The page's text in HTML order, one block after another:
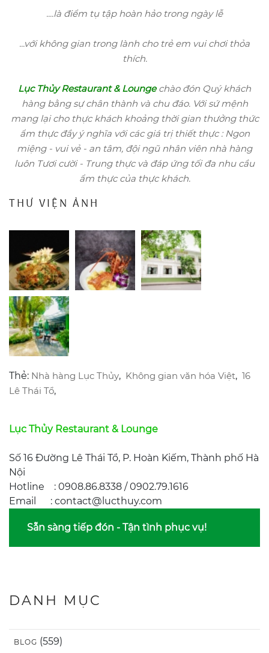
....là điểm tụ tập hoàn hảo trong ngày lễ
...với không gian trong lành cho trẻ em vui chơi thỏa
thích.
Lục Thủy Restaurant & Lounge chào đón Quý khách
hàng bằng sự chân thành và chu đáo. Với sứ mệnh
mang lại cho thực khách khoảng thời gian thưởng thức
ẩm thực đầy ý nghĩa với các giá trị thiết thực : Ngon
miệng - vui vẻ - an tâm, đội ngũ nhân viên nhà hàng
luôn Tươi cười - Trung thực và đáp ứng tối đa nhu cầu
ẩm thực của thực khách.
THƯ VIỆN ẢNH
Thẻ: Nhà hàng Lục Thủy, Không gian văn hóa Việt, 16
Lê Thái Tổ,
Lục Thủy Restaurant & Lounge
Số 16 Đường Lê Thái Tổ, P. Hoàn Kiếm, Thành phố Hà
Nội
Hotline : 0908.86.8338 / 0902.79.1616
Email : contact@lucthuy.com
Sẵn sàng tiếp đón - Tận tình phục vụ!
DANH MỤC
BLOG (559)